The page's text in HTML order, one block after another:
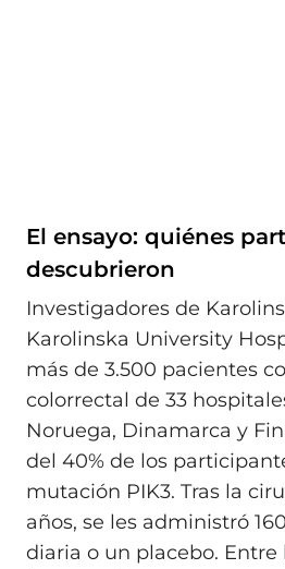
El ensayo: quiénes
descubrieron
Investigadores de
Karolinska University
más de 3.500 pacientes
colorrectal de 33
Noruega, Dinamarca y
del 40% de los
mutación PIK3. Tras la
años, se les administró
diaria o un placebo. Entre